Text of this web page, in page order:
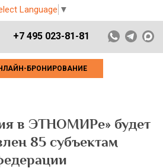
Language ▼
+7 495 023-81-81
БРОНИРОВАНИЕ
в ЭТНОМИРе» будет
85 субъектам